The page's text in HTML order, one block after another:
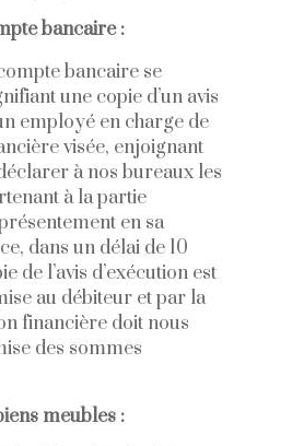
bancaire :
bancaire se
une copie d’un avis
employé en charge de
visée, enjoignant
à nos bureaux les
à la partie
en sa
dans un délai de 10
de l’avis d’exécution est
au débiteur et par la
financière doit nous
des sommes
meubles :